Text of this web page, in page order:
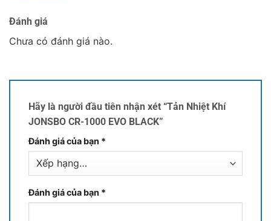
Đánh giá
Chưa có đánh giá nào.
Hãy là người đầu tiên nhận xét “Tản Nhiệt Khí
JONSBO CR-1000 EVO BLACK”
Đánh giá của bạn *
Đánh giá của bạn *